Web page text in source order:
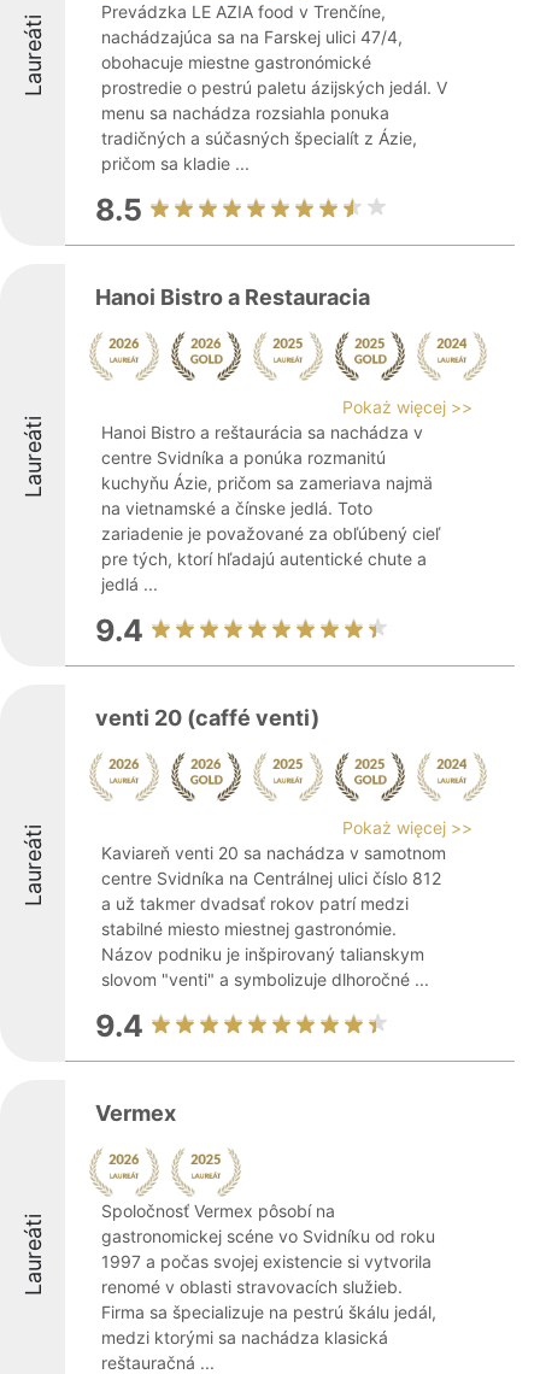
Laureáti
Prevádzka LE AZIA food v Trenčíne,
nachádzajúca sa na Farskej ulici 47/4,
obohacuje miestne gastronómické
prostredie o pestrú paletu ázijských jedál. V
menu sa nachádza rozsiahla ponuka
tradičných a súčasných špecialít z Ázie,
pričom sa kladie ...
8.5
Laureáti
Hanoi Bistro a Restauracia
Pokaż więcej >>
Hanoi Bistro a reštaurácia sa nachádza v
centre Svidníka a ponúka rozmanitú
kuchyňu Ázie, pričom sa zameriava najmä
na vietnamské a čínske jedlá. Toto
zariadenie je považované za obľúbený cieľ
pre tých, ktorí hľadajú autentické chute a
jedlá ...
9.4
Laureáti
venti 20 (caffé venti)
Pokaż więcej >>
Kaviareň venti 20 sa nachádza v samotnom
centre Svidníka na Centrálnej ulici číslo 812
a už takmer dvadsať rokov patrí medzi
stabilné miesto miestnej gastronómie.
Názov podniku je inšpirovaný talianskym
slovom "venti" a symbolizuje dlhoročné ...
9.4
Laureáti
Vermex
Spoločnosť Vermex pôsobí na
gastronomickej scéne vo Svidníku od roku
1997 a počas svojej existencie si vytvorila
renomé v oblasti stravovacích služieb.
Firma sa špecializuje na pestrú škálu jedál,
medzi ktorými sa nachádza klasická
reštauračná ...